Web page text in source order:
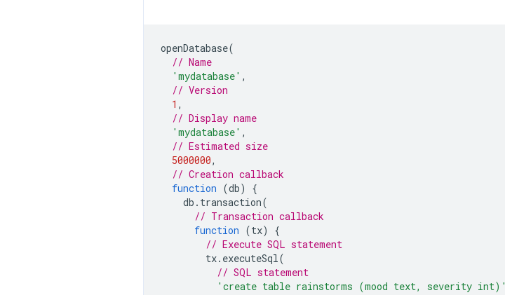
openDatabase(
// Name
'mydatabase' ,
// Version
1 ,
// Display name
'mydatabase' ,
// Estimated size
5000000,
// Creation callback
function (db)
{
db . transaction(
// Transaction callback
function (tx)
{
// Execute SQL statement
tx. executeSql (
// SQL statement
'create table rainstorms (mood text, severity int)'